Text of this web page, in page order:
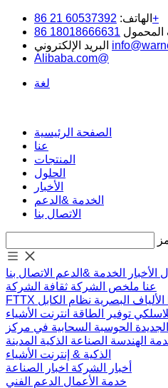
الهاتف: 60537392 21 86+
المحمول
Alibaba.com@
لغة
الصفحة الرئيسية
عنا
المنتجات
الحلول
الأخبار
الخدمة &الدعم
الاتصال بنا
الأخبار الخدمة &الدعم
الاتصال بنا
عنا ملخص الشركة ثقافة الشركة
FTTX
الألياف البصرية
توفير الطاقة انترنت الأشياء
الحوسبة السحابية في مركز
الهندسة الصناعة الذكية المدينة
الذكية & إنترنت الأشياء
أخبار الشركة اخبار الصناعة
خدمة الأعمال الدعم الفني